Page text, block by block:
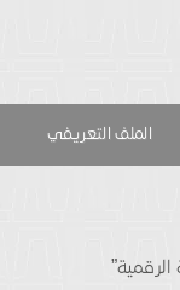
الملف التعريفي